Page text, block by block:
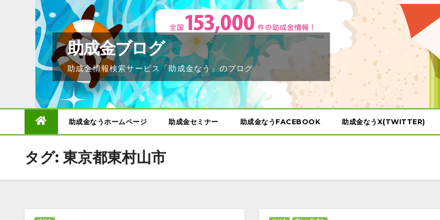
助成金ブログ
助成金情報検索サービス「助成金なう」のブログ
助成金なうホームページ 助成金セミナー 助成金なうFACEBOOK 助成金なうX(TWITTER)
タグ: 東京都東村山市